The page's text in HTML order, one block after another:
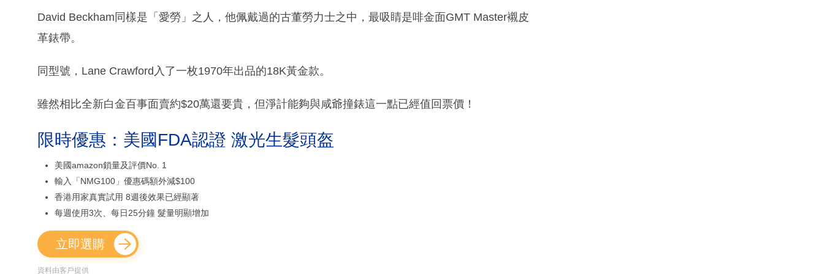
David Beckham同樣是「愛勞」之人，他佩戴過的古董勞力士之中，最吸睛是啡金面GMT Master襯皮
革錶帶。
同型號，Lane Crawford入了一枚1970年出品的18K黃金款。
雖然相比全新白金百事面賣約$20萬還要貴，但淨計能夠與咸爺撞錶這一點已經值回票價！
限時優惠：美國FDA認證 激光生髮頭盔
美國amazon鎖量及評價No. 1
輸入「NMG100」優惠碼額外減$100
香港用家真實試用 8週後效果已經顯著
每週使用3次、每日25分鐘 髮量明顯增加
立即選購
資料由客戶提供